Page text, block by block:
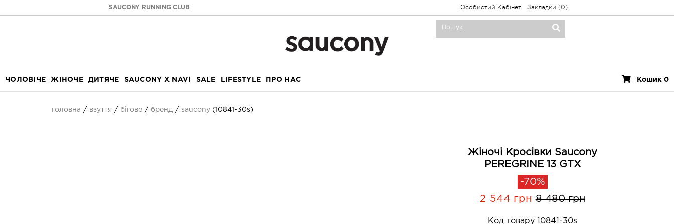
SAUCONY RUNNING CLUB Особистий Кабінет Закладки (0)
ЧОЛОВІЧЕ ЖІНОЧЕ ДИТЯЧЕ SAUCONY X NAVI SALE LIFESTYLE ПРО НАС Кошик 0
головна взуття бігове бренд saucony (10841-30s)
Жіночі Кросівки Saucony
PEREGRINE 13 GTX
-70%
2 544 грн 8 480 грн
Код товару 10841-30s